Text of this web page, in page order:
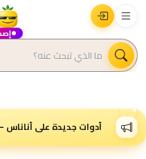
أدوات جديدة على أناناس